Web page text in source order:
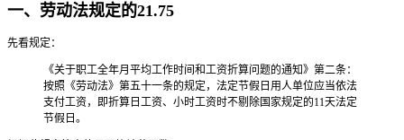
一、劳动法规定的21.75
先看规定：
《关于职工全年月平均工作时间和工资折算问题的通知》第二条：
按照《劳动法》第五十一条的规定，法定节假日用人单位应当依法
支付工资，即折算日工资、小时工资时不剔除国家规定的11天法定
节假日。